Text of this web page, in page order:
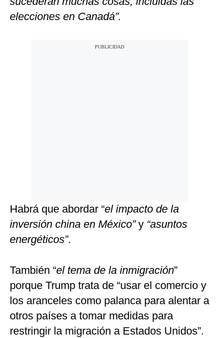
elecciones en Canadá”.
Habrá que abordar “el impacto de la
inversión china en México”y “asuntos
energéticos”.
También “el tema de la inmigración”
porque Trump trata de “usar el comercio y
los aranceles como palanca para alentar a
otros países a tomar medidas para
restringir la migración a Estados Unidos”.